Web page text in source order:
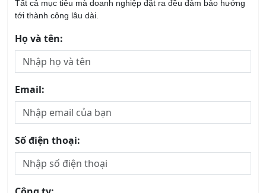
Họ và tên:
Email:
Số điện thoại:
Công ty: